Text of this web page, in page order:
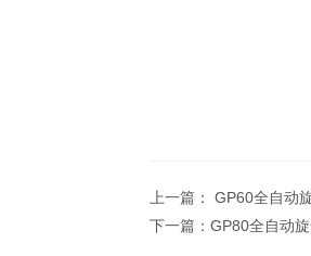
上一篇： GP60全自动
下一篇： GP80全自动